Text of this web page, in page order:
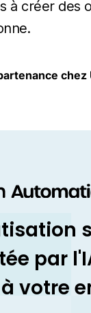
à créer des
chez
par
votre